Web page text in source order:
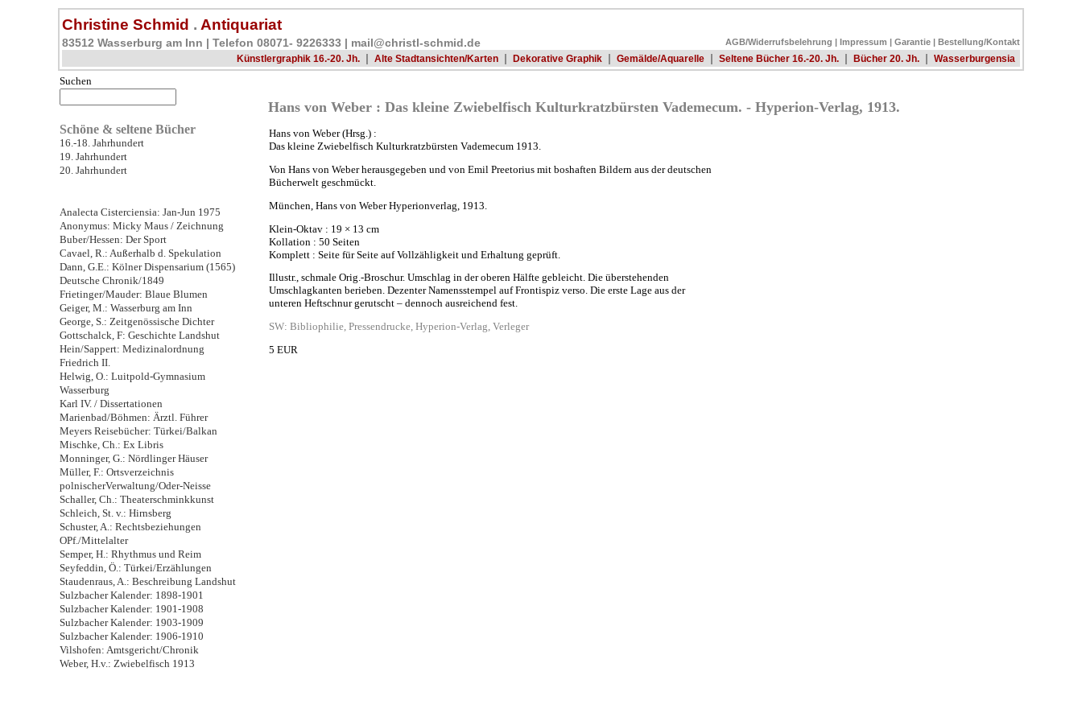
Christine Schmid . Antiquariat
83512 Wasserburg am Inn | Telefon 08071- 9226333 | mail@christl-schmid.de AGB/Widerrufsbelehrung | Impressum | Garantie | Bestellung/Kontakt
Künstlergraphik 16.-20. Jh.
| Alte Stadtansichten/Karten | Dekorative Graphik | Gemälde/Aquarelle | Seltene Bücher 16.-20. Jh. | Bücher 20. Jh. | Wasserburgensia
Suchen
Schöne & seltene Bücher
16.-18. Jahrhundert
19. Jahrhundert
20. Jahrhundert
Analecta Cisterciensia: Jan-Jun 1975
Anonymus: Micky Maus / Zeichnung
Buber/Hessen: Der Sport
Cavael, R.: Außerhalb d. Spekulation
Dann, G.E.: Kölner Dispensarium (1565)
Deutsche Chronik/1849
Frietinger/Mauder: Blaue Blumen
Geiger, M.: Wasserburg am Inn
George, S.: Zeitgenössische Dichter
Gottschalck, F: Geschichte Landshut
Hein/Sappert: Medizinalordnung
Friedrich II.
Helwig, O.: Luitpold-Gymnasium
Wasserburg
Karl IV. / Dissertationen
Marienbad/Böhmen: Ärztl. Führer
Meyers Reisebücher: Türkei/Balkan
Mischke, Ch.: Ex Libris
Monninger, G.: Nördlinger Häuser
Müller, F.: Ortsverzeichnis
polnischerVerwaltung/Oder-Neisse
Schaller, Ch.: Theaterschminkkunst
Schleich, St. v.: Hirnsberg
Schuster, A.: Rechtsbeziehungen
OPf./Mittelalter
Semper, H.: Rhythmus und Reim
Seyfeddin, Ö.: Türkei/Erzählungen
Staudenraus, A.: Beschreibung Landshut
Sulzbacher Kalender: 1898-1901
Sulzbacher Kalender: 1901-1908
Sulzbacher Kalender: 1903-1909
Sulzbacher Kalender: 1906-1910
Vilshofen: Amtsgericht/Chronik
Weber, H.v.: Zwiebelfisch 1913
Hans von Weber : Das kleine Zwiebelfisch Kulturkratzbürsten Vademecum. - Hyperion-Verlag, 1913.
Hans von Weber (Hrsg.) :
Das kleine Zwiebelfisch Kulturkratzbürsten Vademecum 1913.
Von Hans von Weber herausgegeben und von Emil Preetorius mit boshaften Bildern aus der deutschen
Bücherwelt geschmückt.
München, Hans von Weber Hyperionverlag, 1913.
Klein-Oktav : 19 × 13 cm
Kollation : 50 Seiten
Komplett : Seite für Seite auf Vollzähligkeit und Erhaltung geprüft.
Illustr., schmale Orig.-Broschur. Umschlag in der oberen Hälfte gebleicht. Die überstehenden
Umschlagkanten berieben. Dezenter Namensstempel auf Frontispiz verso. Die erste Lage aus der
unteren Heftschnur gerutscht – dennoch ausreichend fest.
SW: Bibliophilie, Pressendrucke, Hyperion-Verlag, Verleger
5 EUR